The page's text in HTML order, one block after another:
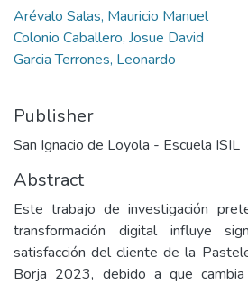
Arévalo Salas, Mauricio Manuel
Colonio Caballero, Josue David
Garcia Terrones, Leonardo
Publisher
San Ignacio de Loyola - Escuela ISIL
Abstract
Este trabajo de investigación
transformación digital influye
satisfacción del cliente de la
Borja 2023, debido a que cambia